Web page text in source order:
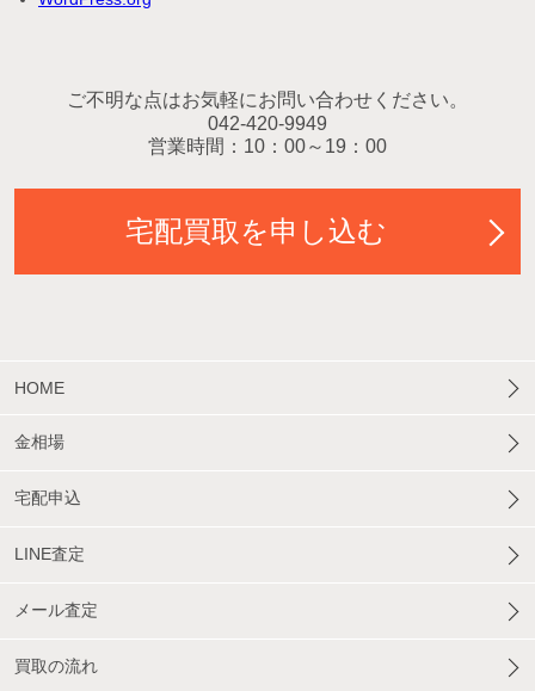
ご不明な点はお気軽にお問い合わせください。
042-420-9949
営業時間：10：00～19：00
宅配買取を申し込む
HOME
金相場
宅配申込
LINE査定
メール査定
買取の流れ